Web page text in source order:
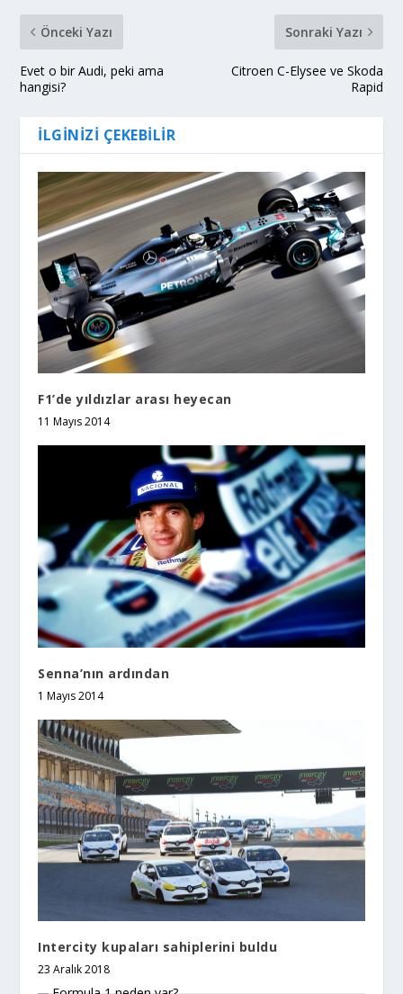
Önceki Yazı
Evet o bir Audi, peki ama
hangisi?
Sonraki Yazı
Citroen C-Elysee ve Skoda
Rapid
İLGINIZI ÇEKEBILIR
F1’de yıldızlar arası heyecan
11 Mayıs 2014
Senna’nın ardından
1 Mayıs 2014
Intercity kupaları sahiplerini buldu
23 Aralık 2018